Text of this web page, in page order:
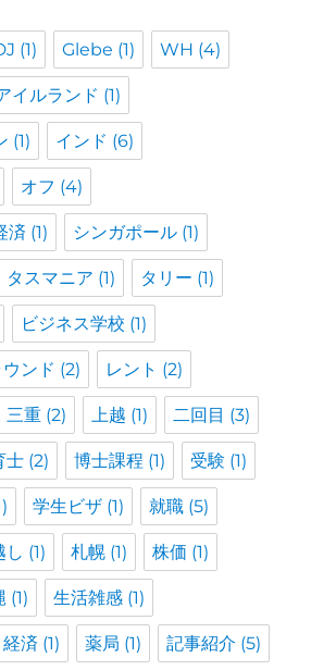
(1) Glebe (1) WH (4)
イルランド (1)
(1) インド (6)
オフ (4)
済 (1) シンガポール (1)
タスマニア (1) タリー (1)
ビジネス学校 (1)
ウンド (2) レント (2)
三重 (2) 上越 (1) 二回目 (3)
士 (2) 博士課程 (1) 受験 (1)
学生ビザ (1) 就職 (5)
し (1) 札幌 (1) 株価 (1)
(1) 生活雑感 (1)
経済 (1) 薬局 (1) 記事紹介 (5)